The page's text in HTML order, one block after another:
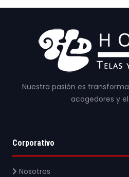
Nuestra pasión es
acogedores y
Corporativo
Nosotros